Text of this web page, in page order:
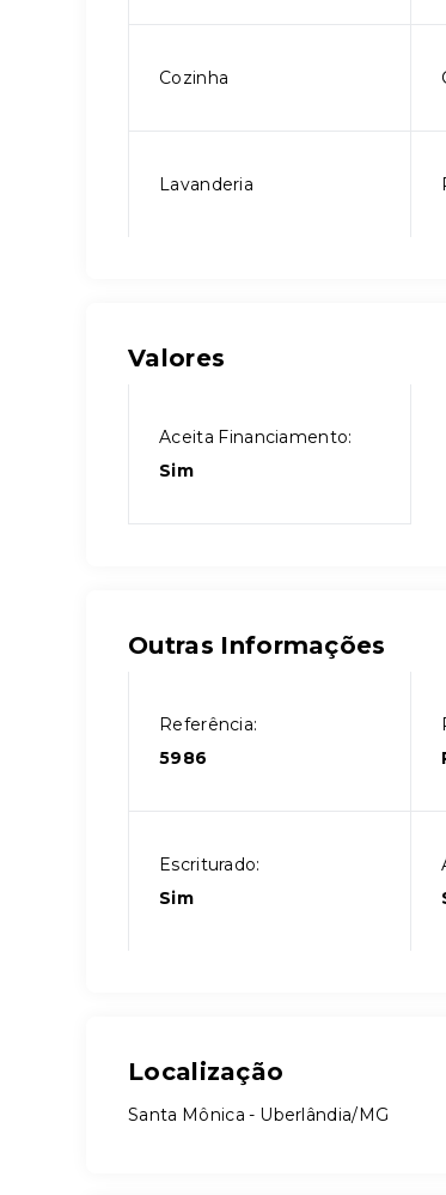
Cozinha
Lavanderia
Valores
Aceita Financiamento:
Sim
Outras Informações
Referência:
5986
Escriturado:
Sim
Localização
Santa Mônica - Uberlândia/MG